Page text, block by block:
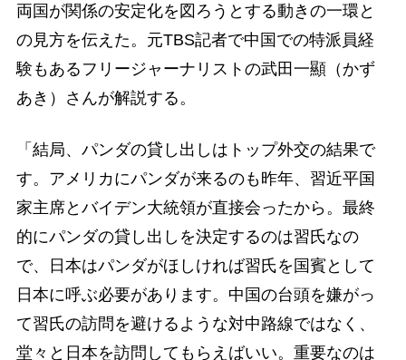
両国が関係の安定化を図ろうとする動きの一環と
の見方を伝えた。元TBS記者で中国での特派員経
験もあるフリージャーナリストの武田一顯（かず
あき）さんが解説する。
「結局、パンダの貸し出しはトップ外交の結果で
す。アメリカにパンダが来るのも昨年、習近平国
家主席とバイデン大統領が直接会ったから。最終
的にパンダの貸し出しを決定するのは習氏なの
で、日本はパンダがほしければ習氏を国賓として
日本に呼ぶ必要があります。中国の台頭を嫌がっ
て習氏の訪問を避けるような対中路線ではなく、
堂々と日本を訪問してもらえばいい。重要なのは